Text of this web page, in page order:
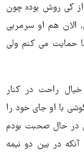
کی روش بوده چون
الان هم او سرمربی
حمایت می کنم ولی
راحت در کنار
با او جای خود را
در حال صحبت بودم
در بین دو نیمه